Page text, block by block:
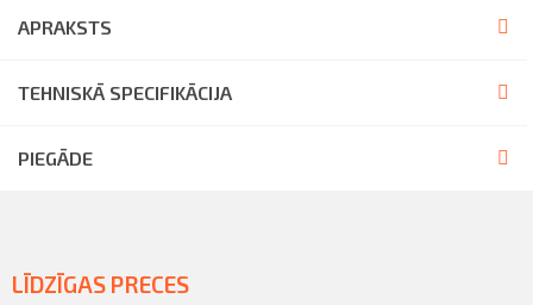
APRAKSTS
TEHNISKĀ SPECIFIKĀCIJA
PIEGĀDE
LĪDZĪGAS PRECES